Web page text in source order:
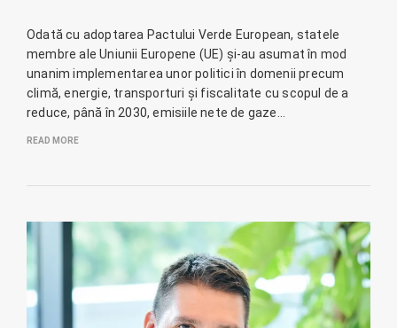
Odată cu adoptarea Pactului Verde European, statele
membre ale Uniunii Europene (UE) și-au asumat în mod
unanim implementarea unor politici în domenii precum
climă, energie, transporturi și fiscalitate cu scopul de a
reduce, până în 2030, emisiile nete de gaze…
READ MORE